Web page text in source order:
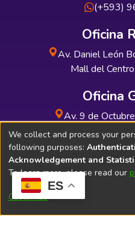
ES
(+593)
Oficina
Av. Daniel León
Mall del
Oficina
Av. 9 de
Soporte Técnico
We collect and process your
following purposes:
Acknowledgement and
To learn more, please read our
Customize